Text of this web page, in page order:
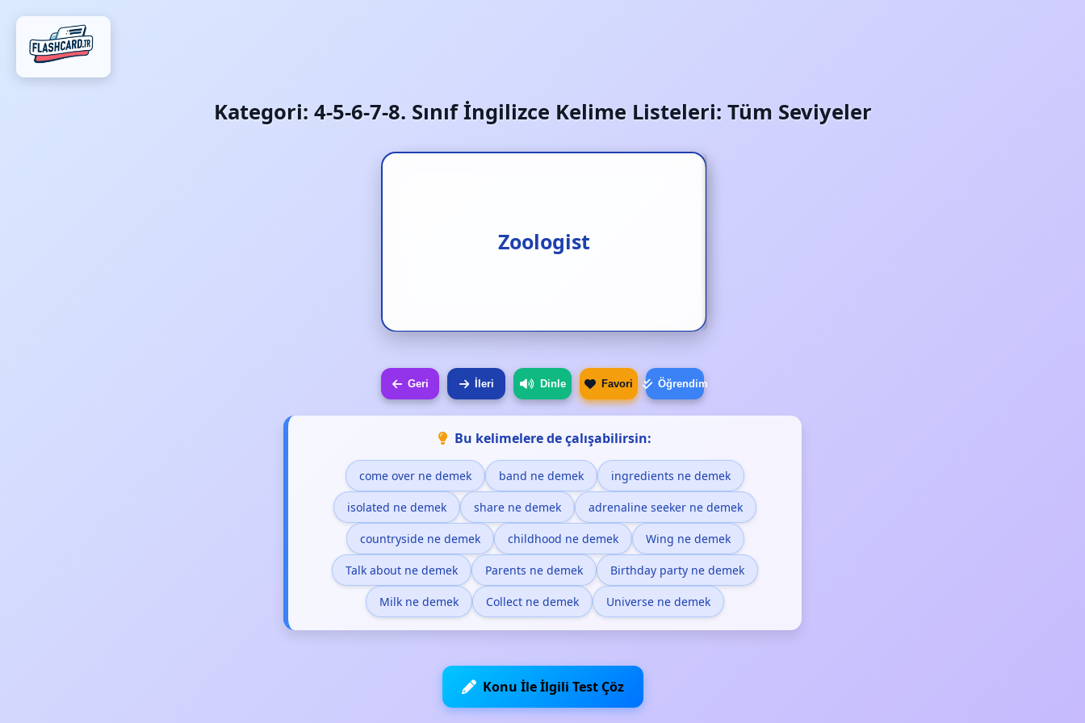
Kategori: 4-5-6-7-8. Sınıf İngilizce Kelime Listeleri: Tüm Seviyeler
Zoologist
Zoolog/ hayvan bilimci
Geri İleri Dinle Favori Öğrendim
Bu kelimelere de çalışabilirsin:
come over ne demek band ne demek ingredients ne demek
isolated ne demek share ne demek adrenaline seeker ne demek
countryside ne demek childhood ne demek Wing ne demek
Talk about ne demek Parents ne demek Birthday party ne demek
Milk ne demek Collect ne demek Universe ne demek
Konu İle İlgili Test Çöz